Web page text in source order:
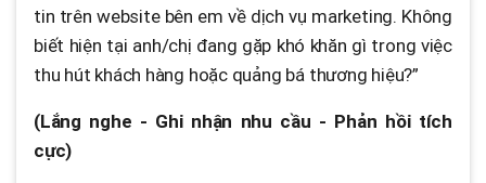
tin trên website bên em về dịch vụ marketing. Không
biết hiện tại anh/chị đang gặp khó khăn gì trong việc
thu hút khách hàng hoặc quảng bá thương hiệu?”
(Lắng nghe - Ghi nhận nhu cầu - Phản hồi tích
cực)